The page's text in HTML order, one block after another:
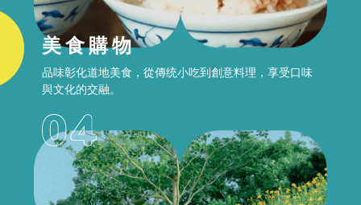
美食購物
品味彰化道地美食，從傳统小吃到創意料理，享受口味
與文化的交融。